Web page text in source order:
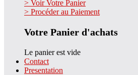
> Voir Votre Panier
> Procéder au Paiement
Votre Panier d'achats
Le panier est vide
Contact
Presentation